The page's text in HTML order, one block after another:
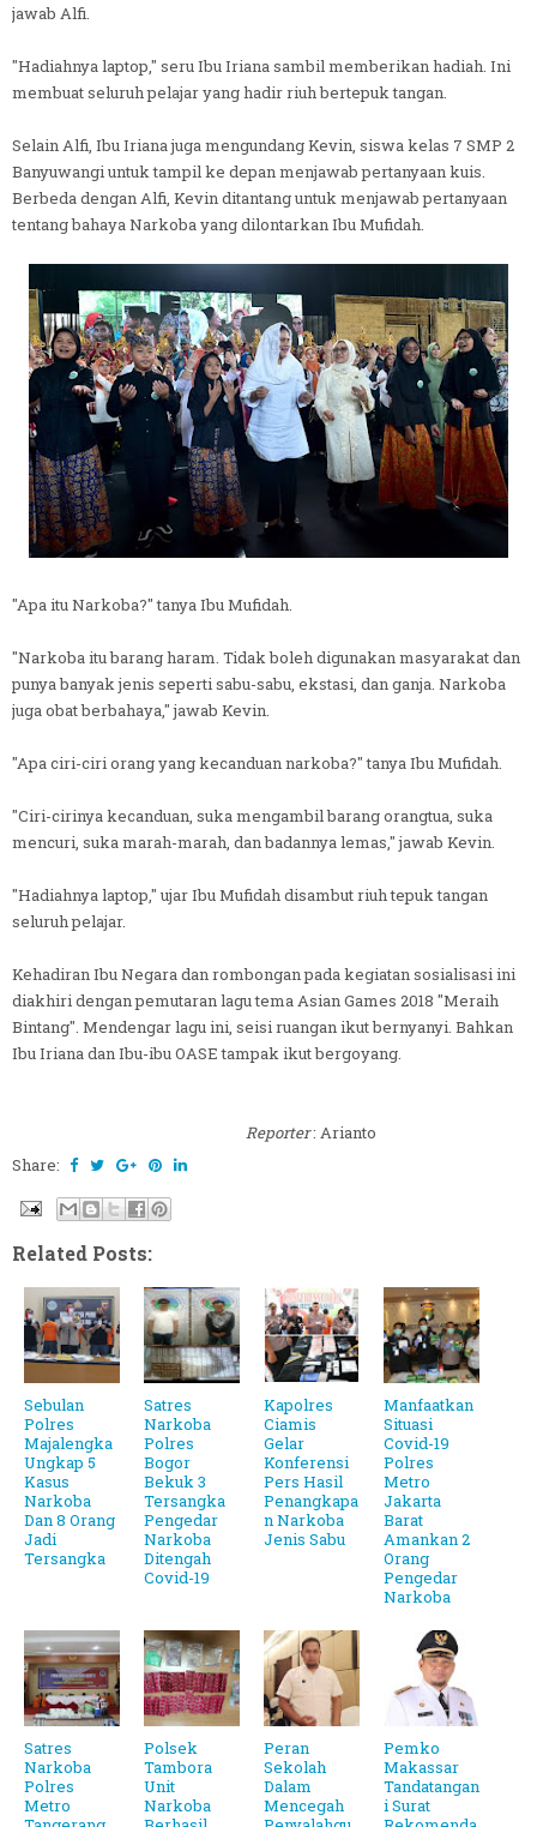
jawab Alfi.
"Hadiahnya laptop," seru Ibu Iriana sambil memberikan hadiah. Ini
membuat seluruh pelajar yang hadir riuh bertepuk tangan.
Selain Alfi, Ibu Iriana juga mengundang Kevin, siswa kelas 7 SMP 2
Banyuwangi untuk tampil ke depan menjawab pertanyaan kuis.
Berbeda dengan Alfi, Kevin ditantang untuk menjawab pertanyaan
tentang bahaya Narkoba yang dilontarkan Ibu Mufidah.
"Apa itu Narkoba?" tanya Ibu Mufidah.
"Narkoba itu barang haram. Tidak boleh digunakan masyarakat dan
punya banyak jenis seperti sabu-sabu, ekstasi, dan ganja. Narkoba
juga obat berbahaya," jawab Kevin.
"Apa ciri-ciri orang yang kecanduan narkoba?" tanya Ibu Mufidah.
"Ciri-cirinya kecanduan, suka mengambil barang orangtua, suka
mencuri, suka marah-marah, dan badannya lemas," jawab Kevin.
"Hadiahnya laptop," ujar Ibu Mufidah disambut riuh tepuk tangan
seluruh pelajar.
Kehadiran Ibu Negara dan rombongan pada kegiatan sosialisasi ini
diakhiri dengan pemutaran lagu tema Asian Games 2018 "Meraih
Bintang". Mendengar lagu ini, seisi ruangan ikut bernyanyi. Bahkan
Ibu Iriana dan Ibu-ibu OASE tampak ikut bergoyang.
Reporter: Arianto
Share:
Related Posts:
Sebulan
Polres
Majalengka
Ungkap 5
Kasus
Narkoba
Dan 8 Orang
Jadi
Tersangka
Satres
Narkoba
Polres
Bogor
Bekuk 3
Tersangka
Pengedar
Narkoba
Ditengah
Covid-19
Kapolres
Ciamis
Gelar
Konferensi
Pers Hasil
Penangkapa
n Narkoba
Jenis Sabu
Manfaatkan
Situasi
Covid-19
Polres
Metro
Jakarta
Barat
Amankan 2
Orang
Pengedar
Narkoba
Satres
Narkoba
Polres
Metro
Polsek
Tambora
Unit
Narkoba
Peran
Sekolah
Dalam
Mencegah
Pemko
Makassar
Tandatangan
i Surat